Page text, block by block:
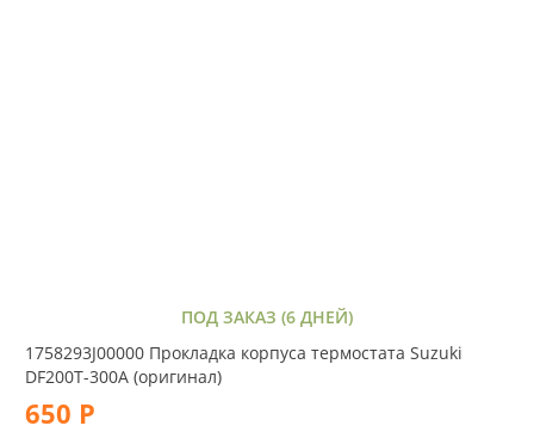
ПОД ЗАКАЗ (6 ДНЕЙ)
1758293J00000 Прокладка корпуса термостата Suzuki
DF200T-300A (оригинал)
650 Р